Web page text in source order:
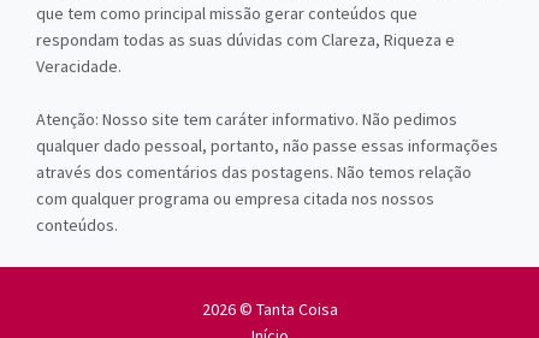
que tem como principal missão gerar conteúdos que
respondam todas as suas dúvidas com Clareza, Riqueza e
Veracidade.
Atenção: Nosso site tem caráter informativo. Não pedimos
qualquer dado pessoal, portanto, não passe essas informações
através dos comentários das postagens. Não temos relação
com qualquer programa ou empresa citada nos nossos
conteúdos.
2026 © Tanta Coisa